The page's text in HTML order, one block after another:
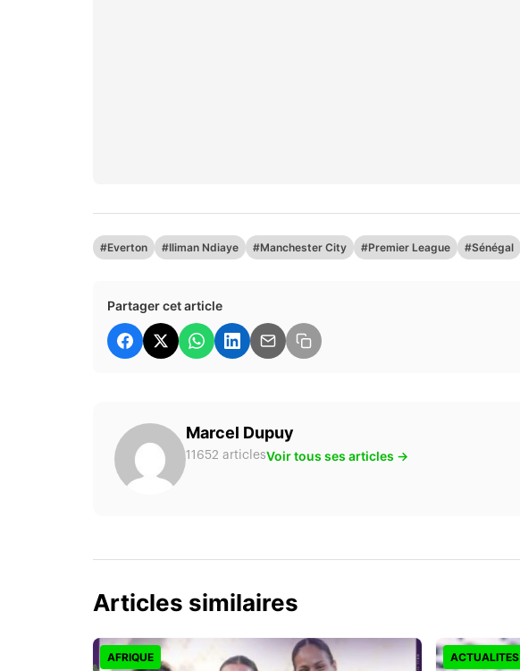
#Everton #Iliman Ndiaye #Manchester City #Premier League #Sénégal
Partager cet article
Marcel Dupuy
11652 articlesVoir tous ses articles →
Articles similaires
AFRIQUE ACTUALITES